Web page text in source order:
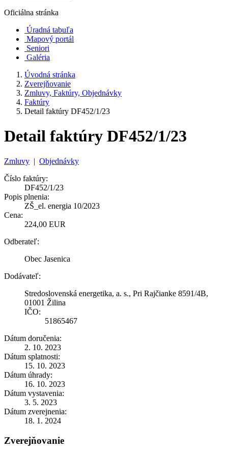
Oficiálna stránka
Úradná tabuľa
Mapový portál
Seniori
Galéria
Úvodná stránka
Zverejňovanie
Zmluvy, Faktúry, Objednávky
Faktúry
Detail faktúry DF452/1/23
Detail faktúry DF452/1/23
Zmluvy | Objednávky
Číslo faktúry:
DF452/1/23
Popis plnenia:
ZŠ_el. energia 10/2023
Cena:
224,00 EUR
Odberateľ:
Obec Jasenica
Dodávateľ:
Stredoslovenská energetika, a. s., Pri Rajčianke 8591/4B,
01001 Žilina
IČO:
51865467
Dátum doručenia:
2. 10. 2023
Dátum splatnosti:
15. 10. 2023
Dátum úhrady:
16. 10. 2023
Dátum vystavenia:
3. 5. 2023
Dátum zverejnenia:
18. 1. 2024
Zverejňovanie